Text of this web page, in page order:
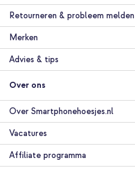
Retourneren & probleem melden
Merken
Advies & tips
Over ons
Over Smartphonehoesjes.nl
Vacatures
Affiliate programma